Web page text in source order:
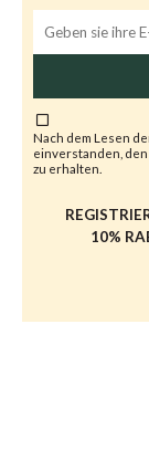
Nach dem Lesen
einverstanden,
zu erhalten.
10%